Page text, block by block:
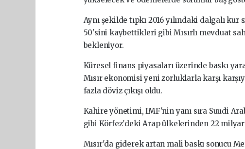
Aynı şekilde tıpkı 2016 yılındaki dalgalı
50'sini kaybettikleri gibi Mısırlı mevduat
bekleniyor.
Küresel finans piyasaları üzerinde baskı
Mısır ekonomisi yeni zorluklarla karşı
fazla döviz çıkışı oldu.
Kahire yönetimi, IMF'nin yanı sıra Suudi
gibi Körfez'deki Arap ülkelerinden 22
Mısır'da giderek artan mali baskı sonucu